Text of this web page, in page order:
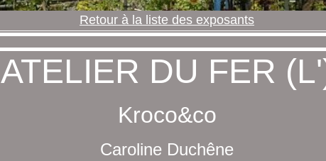
Retour à la liste des exposants
ATELIER DU FER
Kroco&co
Caroline Duchêne